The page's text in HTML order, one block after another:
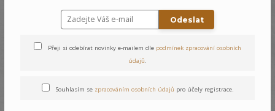
Novorozenecký komplet
Zvířátka
Odeslat
Přeji si odebírat novinky e-mailem dle podmínek zpracování osobních
údajů.
Souhlasím se zpracováním osobních údajů pro účely registrace.